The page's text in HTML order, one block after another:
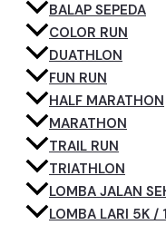
BALAP SEPEDA
COLOR RUN
DUATHLON
FUN RUN
HALF MARATHON
MARATHON
TRAIL RUN
TRIATHLON
LOMBA JALAN
LOMBA LARI 5K /